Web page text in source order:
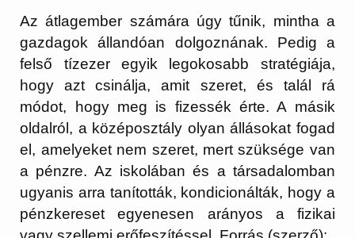
Az átlagember számára úgy tűnik, mintha a
gazdagok állandóan dolgoznának. Pedig a
felső tízezer egyik legokosabb stratégiája,
hogy azt csinálja, amit szeret, és talál rá
módot, hogy meg is fizessék érte. A másik
oldalról, a középosztály olyan állásokat fogad
el, amelyeket nem szeret, mert szüksége van
a pénzre. Az iskolában és a társadalomban
ugyanis arra tanították, kondicionálták, hogy a
pénzkereset egyenesen arányos a fizikai